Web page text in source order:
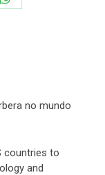
Share
no mundo
countries to
and